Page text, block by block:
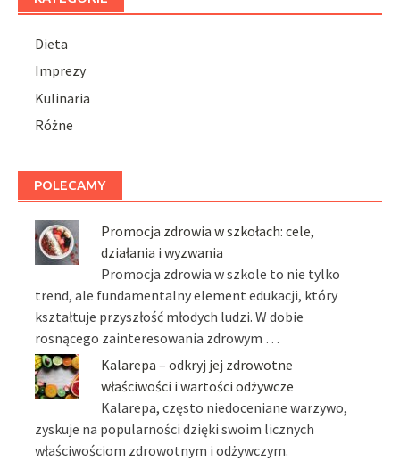
Dieta
Imprezy
Kulinaria
Różne
POLECAMY
Promocja zdrowia w szkołach: cele,
działania i wyzwania
Promocja zdrowia w szkole to nie tylko
trend, ale fundamentalny element edukacji, który
kształtuje przyszłość młodych ludzi. W dobie
rosnącego zainteresowania zdrowym …
Kalarepa – odkryj jej zdrowotne
właściwości i wartości odżywcze
Kalarepa, często niedoceniane warzywo,
zyskuje na popularności dzięki swoim licznych
właściwościom zdrowotnym i odżywczym.